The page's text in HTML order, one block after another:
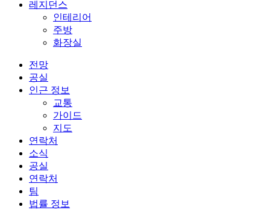
레지던스
인테리어
주방
화장실
전망
공실
인근 정보
교통
가이드
지도
연락처
소식
공실
연락처
팀
법률 정보